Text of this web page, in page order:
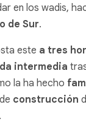
en los wadis,
de Sur.
este a tres
intermedia
la ha hecho
construcción
.